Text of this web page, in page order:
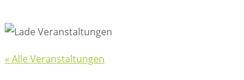
« Alle Veranstaltungen